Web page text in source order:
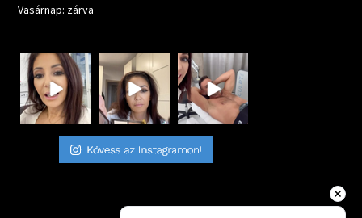
Vasárnap: zárva